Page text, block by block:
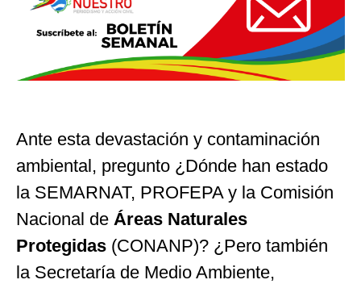
Ante esta devastación y contaminación
ambiental, pregunto ¿Dónde han estado
la SEMARNAT, PROFEPA y la Comisión
Nacional de Áreas Naturales
Protegidas (CONANP)? ¿Pero también
la Secretaría de Medio Ambiente,